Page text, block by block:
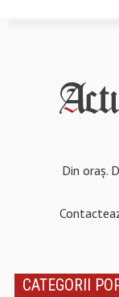
Din oraș.
CATEGORII